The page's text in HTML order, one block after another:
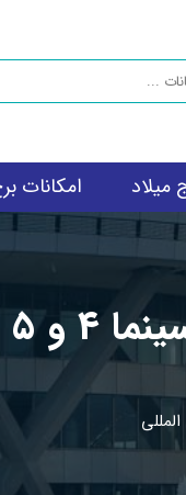
امکانات
4 و 5